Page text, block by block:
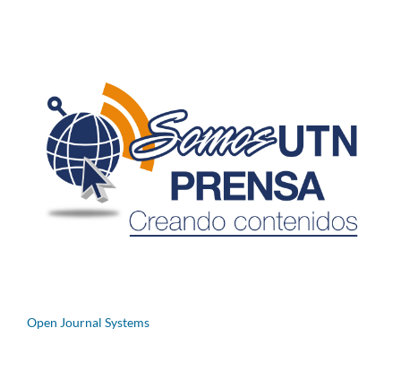
Open Journal Systems